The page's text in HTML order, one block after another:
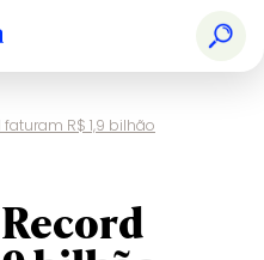
R$ 1,9 bilhão